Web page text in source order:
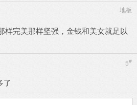
地板
样完美那样坚强，金钱和美女就足以
5#
了